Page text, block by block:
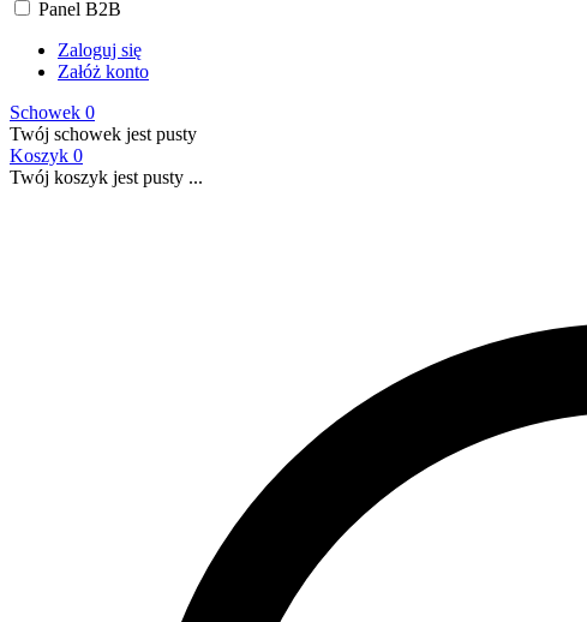
Panel B2B
Zaloguj się
Załóż konto
Schowek 0
Twój schowek jest pusty
Koszyk 0
Twój koszyk jest pusty ...